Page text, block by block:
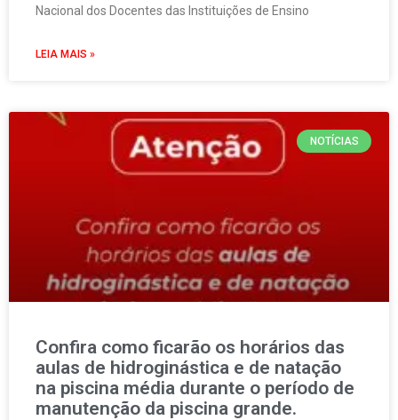
Nacional dos Docentes das Instituições de Ensino
LEIA MAIS »
NOTÍCIAS
Confira como ficarão os horários das
aulas de hidroginástica e de natação
na piscina média durante o período de
manutenção da piscina grande.